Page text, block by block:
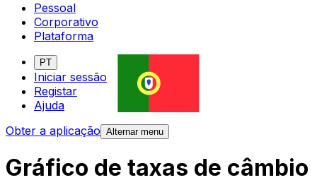
Pessoal
Corporativo
Plataforma
PT
Iniciar sessão
Registar
Ajuda
Obter a aplicação Alternar menu
Gráfico de taxas de câmbio